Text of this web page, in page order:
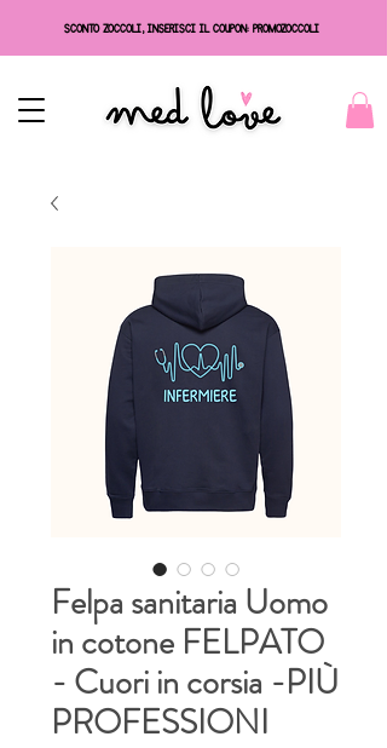
SCONTO ZOCCOLI, INSERISCI IL COUPON: PROMOZOCCOLI
Felpa sanitaria Uomo
in cotone FELPATO
- Cuori in corsia -PIÙ
PROFESSIONI